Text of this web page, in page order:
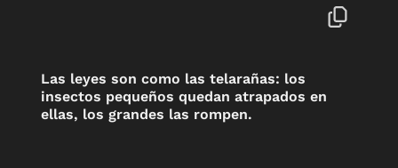
Las leyes son como las telarañas: los
insectos pequeños quedan atrapados en
ellas, los grandes las rompen.